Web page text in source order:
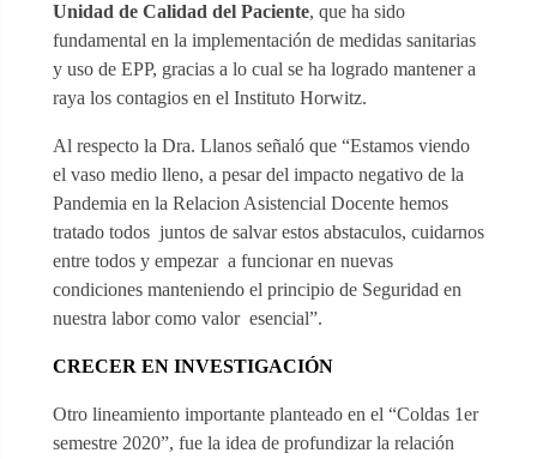
Unidad de Calidad del Paciente, que ha sido
fundamental en la implementación de medidas sanitarias
y uso de EPP, gracias a lo cual se ha logrado mantener a
raya los contagios en el Instituto Horwitz.
Al respecto la Dra. Llanos señaló que “Estamos viendo
el vaso medio lleno, a pesar del impacto negativo de la
Pandemia en la Relacion Asistencial Docente hemos
tratado todos juntos de salvar estos abstaculos, cuidarnos
entre todos y empezar a funcionar en nuevas
condiciones manteniendo el principio de Seguridad en
nuestra labor como valor esencial”.
CRECER EN INVESTIGACIÓN
Otro lineamiento importante planteado en el “Coldas 1er
semestre 2020”, fue la idea de profundizar la relación